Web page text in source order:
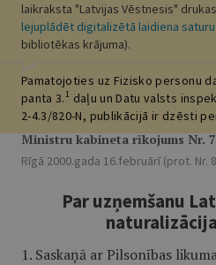
laikraksta "Latvijas Vēstnesis"
lejuplādēt digitalizētā laidiena saturu
bibliotēkas krājuma).
Pamatojoties uz Fizisko personu
panta 3.1 daļu un Datu valsts
2-4.3/820-N, publikācijā ir dzēsti
Ministru kabineta rīkojums Nr.
Rīgā 2000.gada 16.februārī (prot. Nr.
Par uzņemšanu
1. Saskaņā ar Pilsonības